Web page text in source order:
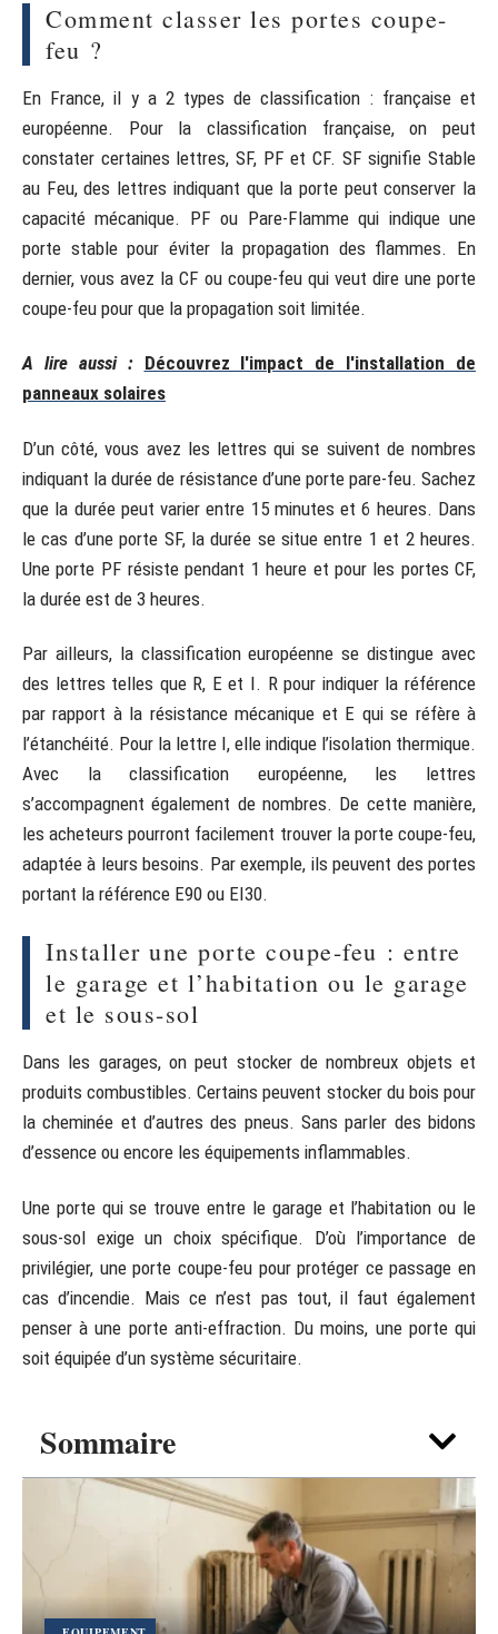
Sommaire
Comment classer les portes coupe-
feu ?
En France, il y a 2 types de classification : française et
européenne. Pour la classification française, on peut
constater certaines lettres, SF, PF et CF. SF signifie Stable
au Feu, des lettres indiquant que la porte peut conserver la
capacité mécanique. PF ou Pare-Flamme qui indique une
porte stable pour éviter la propagation des flammes. En
dernier, vous avez la CF ou coupe-feu qui veut dire une porte
coupe-feu pour que la propagation soit limitée.
A lire aussi : Découvrez l'impact de l'installation de
panneaux solaires
D’un côté, vous avez les lettres qui se suivent de nombres
indiquant la durée de résistance d’une porte pare-feu. Sachez
que la durée peut varier entre 15 minutes et 6 heures. Dans
le cas d’une porte SF, la durée se situe entre 1 et 2 heures.
Une porte PF résiste pendant 1 heure et pour les portes CF,
la durée est de 3 heures.
Par ailleurs, la classification européenne se distingue avec
des lettres telles que R, E et I. R pour indiquer la référence
par rapport à la résistance mécanique et E qui se réfère à
l’étanchéité. Pour la lettre I, elle indique l’isolation thermique.
Avec la classification européenne, les lettres
s’accompagnent également de nombres. De cette manière,
les acheteurs pourront facilement trouver la porte coupe-feu,
adaptée à leurs besoins. Par exemple, ils peuvent des portes
portant la référence E90 ou EI30.
Installer une porte coupe-feu : entre
le garage et l’habitation ou le garage
et le sous-sol
Dans les garages, on peut stocker de nombreux objets et
produits combustibles. Certains peuvent stocker du bois pour
la cheminée et d’autres des pneus. Sans parler des bidons
d’essence ou encore les équipements inflammables.
Une porte qui se trouve entre le garage et l’habitation ou le
sous-sol exige un choix spécifique. D’où l’importance de
privilégier, une porte coupe-feu pour protéger ce passage en
cas d’incendie. Mais ce n’est pas tout, il faut également
penser à une porte anti-effraction. Du moins, une porte qui
soit équipée d’un système sécuritaire.